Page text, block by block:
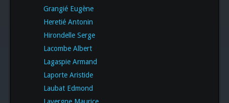
Grangié Eugène
Heretié Antonin
Hirondelle Serge
Lacombe Albert
Lagaspie Armand
Laporte Aristide
Laubat Edmond
Lavergne Maurice